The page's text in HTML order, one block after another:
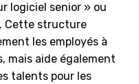
logiciel senior » ou
Cette structure
les employés à
mais aide également
talents pour les